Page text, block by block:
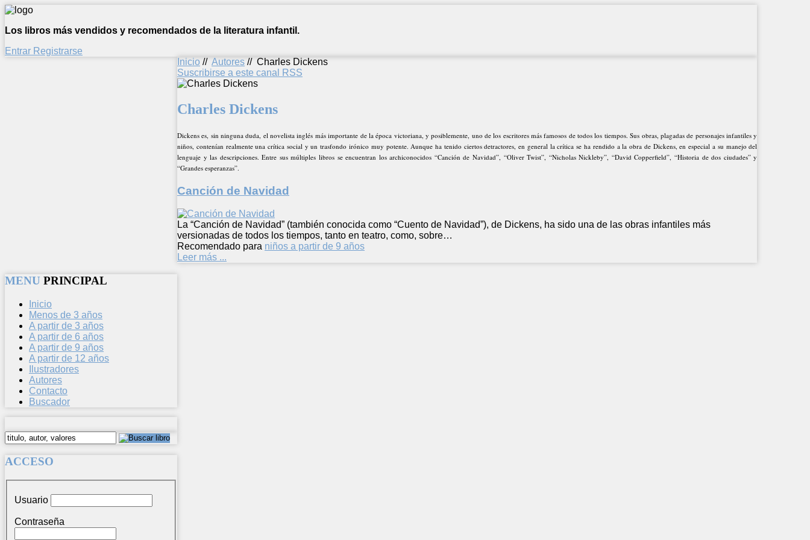
Los libros más vendidos y recomendados de la literatura infantil.
Entrar Registrarse
Inicio // Autores // Charles Dickens
Suscribirse a este canal RSS
Charles Dickens
Dickens es, sin ninguna duda, el novelista inglés más importante de la época victoriana, y posiblemente, uno de los escritores más famosos de todos los tiempos. Sus obras, plagadas de personajes infantiles y
niños, contenían realmente una crítica social y un trasfondo irónico muy potente. Aunque ha tenido ciertos detractores, en general la crítica se ha rendido a la obra de Dickens, en especial a su manejo del
lenguaje y las descripciones. Entre sus múltiples libros se encuentran los archiconocidos “Canción de Navidad”, “Oliver Twist”, “Nicholas Nickleby”, “David Copperfield”, “Historia de dos ciudades” y
“Grandes esperanzas”.
Canción de Navidad
La “Canción de Navidad” (también conocida como “Cuento de Navidad”), de Dickens, ha sido una de las obras infantiles más
versionadas de todos los tiempos, tanto en teatro, como, sobre…
Recomendado para niños a partir de 9 años
Leer más ...
MENU PRINCIPAL
Inicio
Menos de 3 años
A partir de 3 años
A partir de 6 años
A partir de 9 años
A partir de 12 años
Ilustradores
Autores
Contacto
Buscador
ACCESO
Usuario
Contraseña